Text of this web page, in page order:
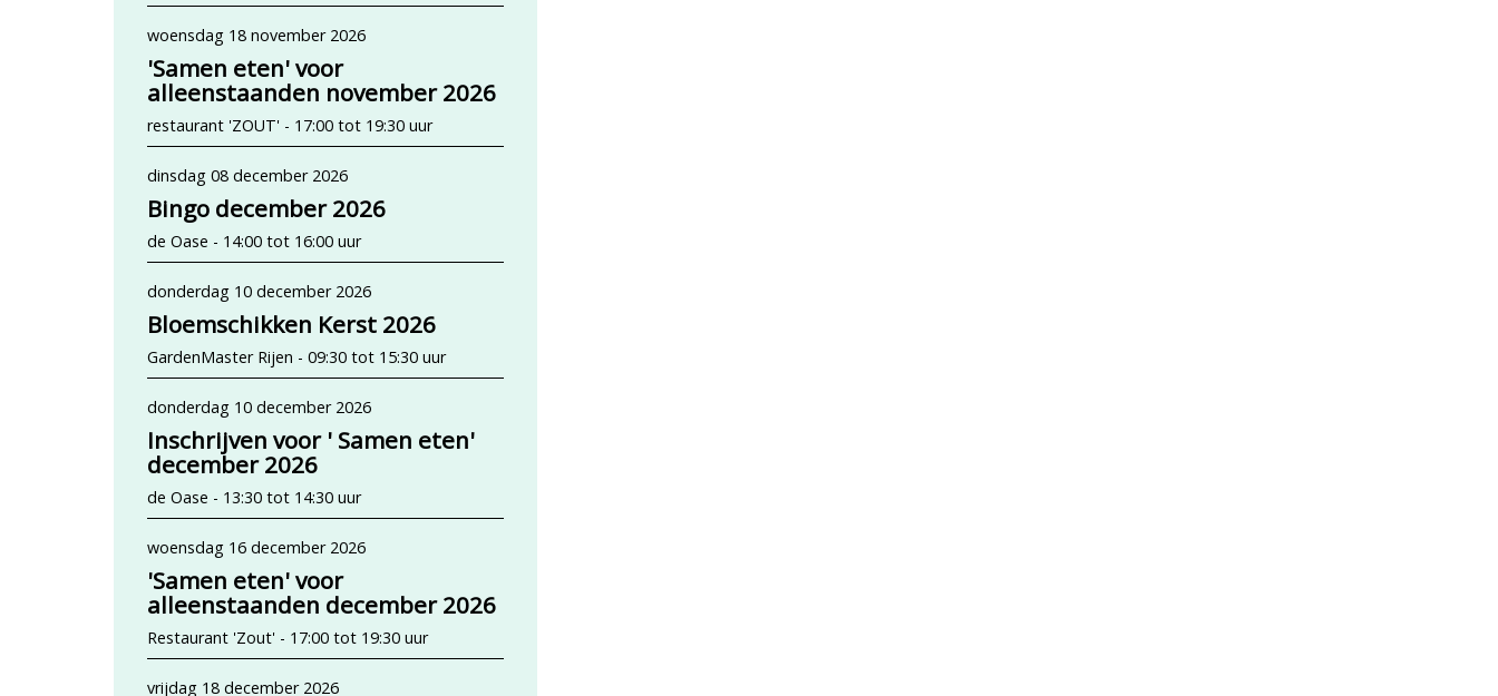
woensdag 18 november 2026
'Samen eten' voor
alleenstaanden november 2026
restaurant 'ZOUT' - 17:00 tot 19:30 uur
dinsdag 08 december 2026
Bingo december 2026
de Oase - 14:00 tot 16:00 uur
donderdag 10 december 2026
Bloemschikken Kerst 2026
GardenMaster Rijen - 09:30 tot 15:30 uur
donderdag 10 december 2026
Inschrijven voor ' Samen eten'
december 2026
de Oase - 13:30 tot 14:30 uur
woensdag 16 december 2026
'Samen eten' voor
alleenstaanden december 2026
Restaurant 'Zout' - 17:00 tot 19:30 uur
vrijdag 18 december 2026